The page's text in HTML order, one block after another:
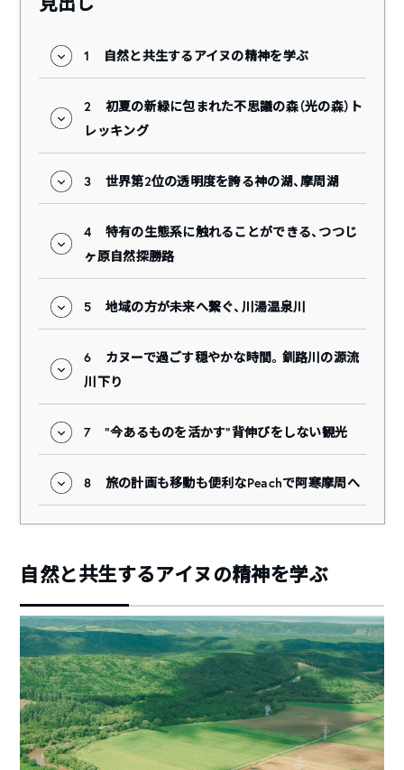
1 自然と共生するアイヌの精神を学ぶ
2
初夏の新緑に包まれた不思議の森（光の森）ト
レッキング
3 世界第2位の透明度を誇る神の湖、摩周湖
4
特有の生態系に触れることができる、つつじ
ヶ原自然探勝路
5 地域の方が未来へ繋ぐ、川湯温泉川
6
カヌーで過ごす穏やかな時間。​​釧路川の源流
川下り
7 “今あるものを活かす”背伸びをしない観光
8 旅の計画も移動も便利なPeachで阿寒摩周へ
自然と共生するアイヌの精神を学ぶ